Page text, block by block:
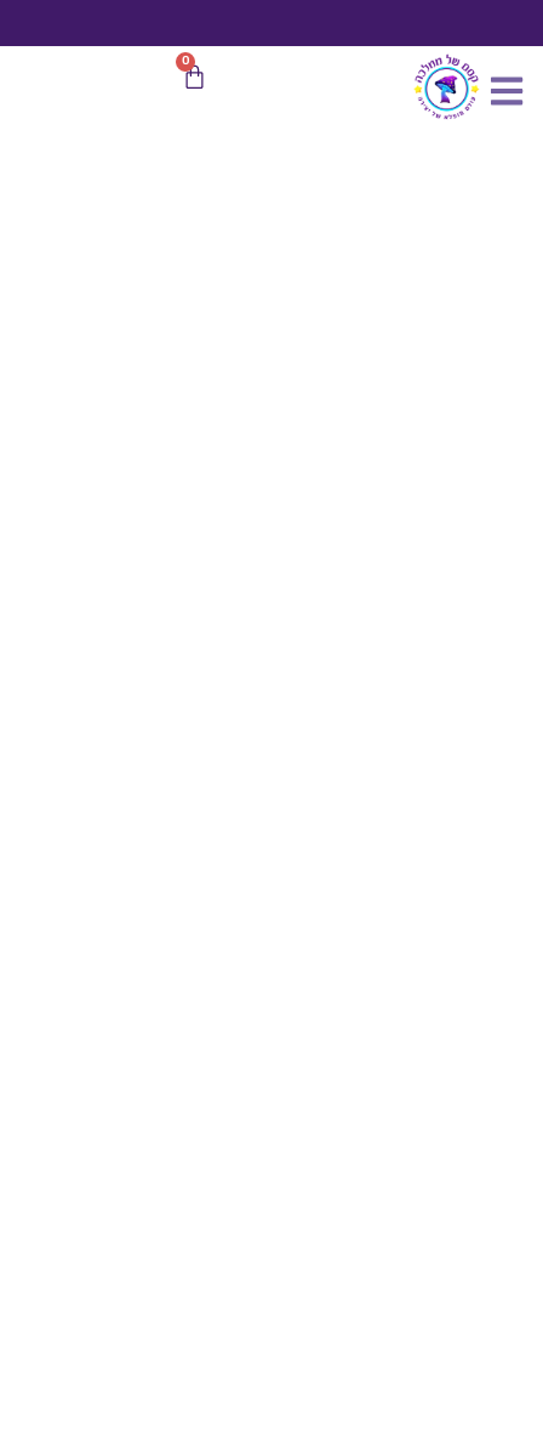
לתוכן
בהזמנות מעל 599 ₪ 0
עגלת
יח
דלת